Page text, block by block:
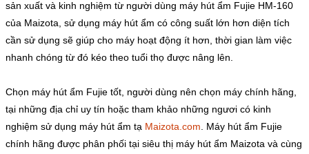
sản xuất và kinh nghiệm từ người dùng máy hút ẩm Fujie HM-160
của Maizota, sử dụng máy hút ẩm có công suất lớn hơn diện tích
cần sử dụng sẽ giúp cho máy hoạt động ít hơn, thời gian làm việc
nhanh chóng từ đó kéo theo tuổi thọ được nâng lên.
Chọn máy hút ẩm Fujie tốt, người dùng nên chọn máy chính hãng,
tại những địa chỉ uy tín hoặc tham khảo những ngươi có kinh
nghiệm sử dụng máy hút ẩm tạ Maizota.com . Máy hút ẩm Fujie
chính hãng được phân phối tại siêu thị máy hút ẩm Maizota và cùng